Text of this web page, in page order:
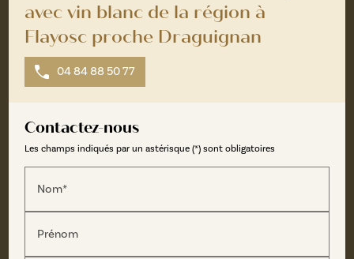
avec vin blanc de la région à
Flayosc proche Draguignan
04 84 88 50 77
Contactez-nous
Les champs indiqués par un astérisque (*) sont obligatoires
Nom*
Prénom